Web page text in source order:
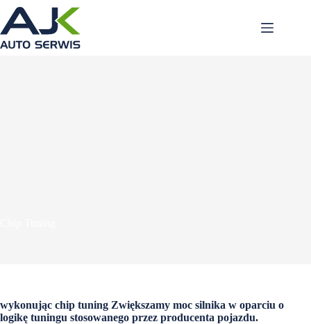
Przejdź
do
treści
wykonując chip tuning Zwiększamy moc silnika w oparciu o
logikę tuningu stosowanego przez producenta pojazdu.